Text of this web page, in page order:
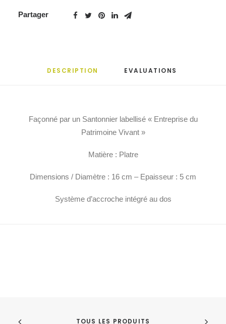
Partager
DESCRIPTION EVALUATIONS
Façonné par un Santonnier labellisé « Entreprise du
Patrimoine Vivant »
Matière : Platre
Dimensions / Diamètre : 16 cm – Epaisseur : 5 cm
Système d’accroche intégré au dos
TOUS LES PRODUITS